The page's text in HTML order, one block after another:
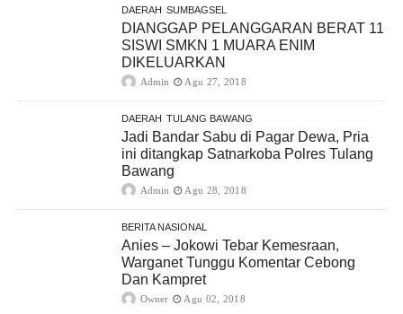
DAERAH SUMBAGSEL
DIANGGAP PELANGGARAN BERAT 11
SISWI SMKN 1 MUARA ENIM
DIKELUARKAN
Admin Agu 27, 2018
DAERAH TULANG BAWANG
Jadi Bandar Sabu di Pagar Dewa, Pria
ini ditangkap Satnarkoba Polres Tulang
Bawang
Admin Agu 28, 2018
BERITA NASIONAL
Anies – Jokowi Tebar Kemesraan,
Warganet Tunggu Komentar Cebong
Dan Kampret
Owner Agu 02, 2018